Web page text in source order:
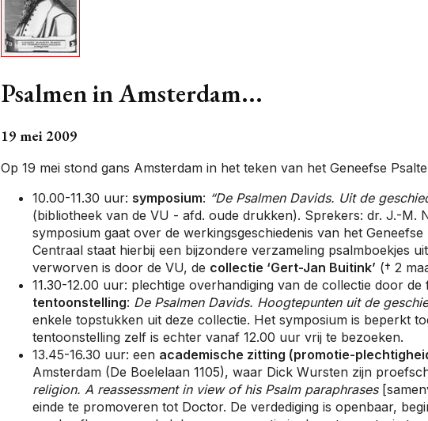
Psalmen in Amsterdam...
19 mei 2009
Op 19 mei stond gans Amsterdam in het teken van het Geneefse
10.00-11.30 uur: symposium: “De Psalmen Davids. Uit de
(bibliotheek van de VU - afd. oude drukken). Sprekers: dr. J.-M.
symposium gaat over de werkingsgeschiedenis van het
Centraal staat hierbij een bijzondere verzameling psalmboekjes
verworven is door de VU, de collectie ‘Gert-Jan Buitink’ († 2
11.30-12.00 uur: plechtige overhandiging van de collectie door
tentoonstelling: De Psalmen Davids. Hoogtepunten uit de
enkele topstukken uit deze collectie. Het symposium is beperkt
tentoonstelling zelf is echter vanaf 12.00 uur vrij te bezoeken.
13.45-16.30 uur: een academische zitting (promotie-
Amsterdam (De Boelelaan 1105), waar Dick Wursten zijn
religion. A reassessment in view of his Psalm paraphrases
einde te promoveren tot Doctor. De verdediging is openbaar,